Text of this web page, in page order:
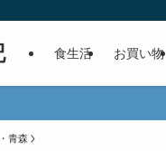
食生活 お買い物
青森